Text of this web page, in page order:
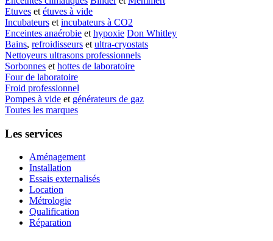
Etuves et étuves à vide
Incubateurs et incubateurs à CO2
Enceintes anaérobie et hypoxie Don Whitley
Bains, refroidisseurs et ultra-cryostats
Nettoyeurs ultrasons professionnels
Sorbonnes et hottes de laboratoire
Four de laboratoire
Froid professionnel
Pompes à vide et générateurs de gaz
Toutes les marques
Les services
Aménagement
Installation
Essais externalisés
Location
Métrologie
Qualification
Réparation